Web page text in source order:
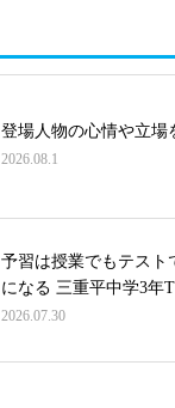
登場人物の心情や立
2026.08.1
予習は授業でもテスト
になる 三重平中学3年T
2026.07.30